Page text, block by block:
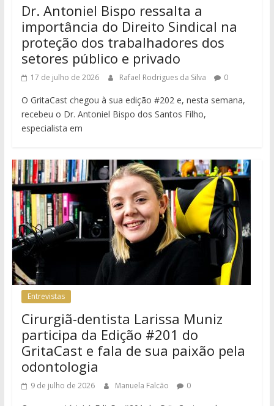
Dr. Antoniel Bispo ressalta a
importância do Direito Sindical na
proteção dos trabalhadores dos
setores público e privado
17 de julho de 2026 Rafael Rodrigues da Silva 0
O GritaCast chegou à sua edição #202 e, nesta semana,
recebeu o Dr. Antoniel Bispo dos Santos Filho,
especialista em
Entrevistas
Cirurgiã-dentista Larissa Muniz
participa da Edição #201 do
GritaCast e fala de sua paixão pela
odontologia
9 de julho de 2026 Manuela Falcão 0